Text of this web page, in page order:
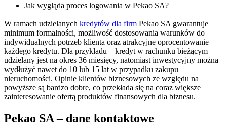
Jak wygląda proces logowania w Pekao SA?
W ramach udzielanych kredytów dla firm Pekao SA gwarantuje
minimum formalności, możliwość dostosowania warunków do
indywidualnych potrzeb klienta oraz atrakcyjne oprocentowanie
każdego kredytu. Dla przykładu – kredyt w rachunku bieżącym
udzielany jest na okres 36 miesięcy, natomiast inwestycyjny można
wydłużyć nawet do 10 lub 15 lat w przypadku zakupu
nieruchomości. Opinie klientów biznesowych ze względu na
powyższe są bardzo dobre, co przekłada się na coraz większe
zainteresowanie ofertą produktów finansowych dla biznesu.
Pekao SA – dane kontaktowe